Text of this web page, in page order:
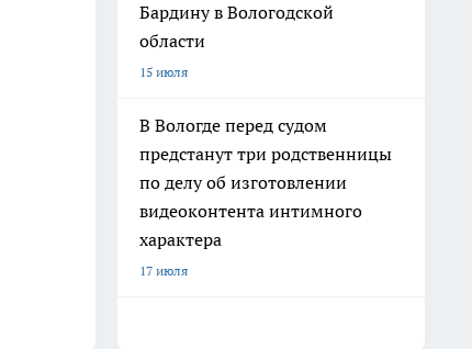
Бардину в Вологодской
области
15 июля
В Вологде перед судом
предстанут три родственницы
по делу об изготовлении
видеоконтента интимного
характера
17 июля